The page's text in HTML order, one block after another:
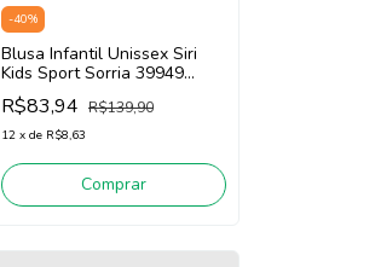
-40%
Blusa Infantil Unissex Siri
Kids Sport Sorria 39949
(Preto)
R$83,94 R$139,90
12 x de R$8,63
Comprar